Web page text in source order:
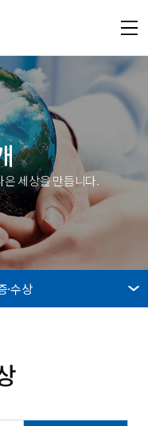
세상을 만듭니다.
·수상